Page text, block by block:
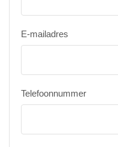
E-mailadres
Telefoonnummer